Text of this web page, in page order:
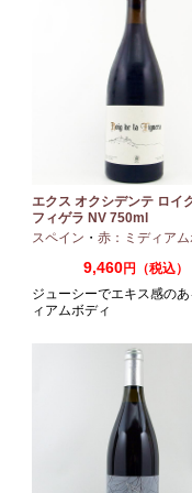
エクス オクシデンテ ロイ
フィゲラ NV 750ml
（2022/2023）
スペイン ・ 赤：ミディア
9,460円（税込）
ジューシーでエキス感の
ィアムボディ